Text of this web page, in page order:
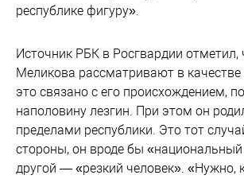
республике фигуру».
Источник РБК в Росгвардии отметил,
Меликова рассматривают в качестве
это связано с его происхождением,
наполовину лезгин. При этом он
пределами республики. Это тот
стороны, он вроде бы «национальный
другой — «резкий человек». «Нужно,